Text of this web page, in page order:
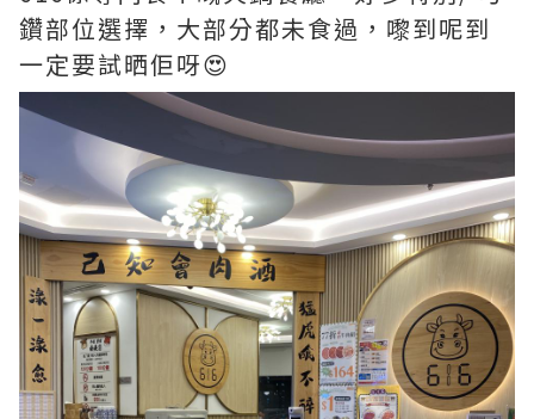
鑽部位選擇，大部分都未食過，嚟到呢到
一定要試晒佢呀😍